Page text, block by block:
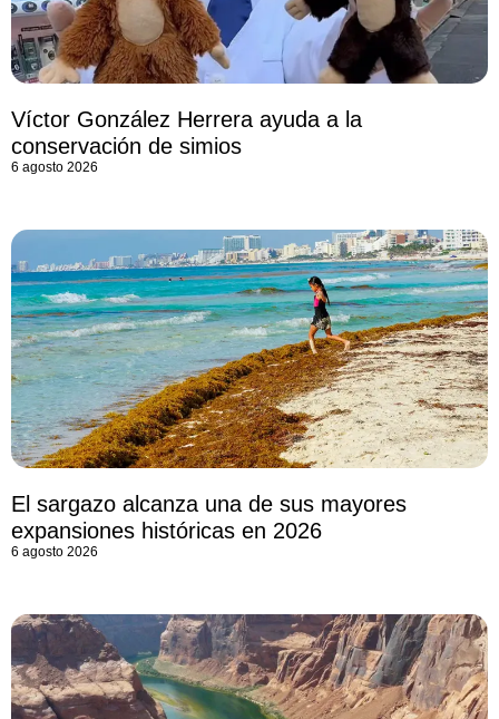
Víctor González Herrera ayuda a la
conservación de simios
6 agosto 2026
El sargazo alcanza una de sus mayores
expansiones históricas en 2026
6 agosto 2026